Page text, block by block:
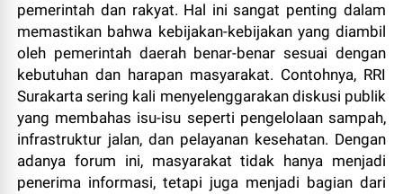
pemerintah dan rakyat. Hal ini sangat penting dalam
memastikan bahwa kebijakan-kebijakan yang diambil
oleh pemerintah daerah benar-benar sesuai dengan
kebutuhan dan harapan masyarakat. Contohnya, RRI
Surakarta sering kali menyelenggarakan diskusi publik
yang membahas isu-isu seperti pengelolaan sampah,
infrastruktur jalan, dan pelayanan kesehatan. Dengan
adanya forum ini, masyarakat tidak hanya menjadi
penerima informasi, tetapi juga menjadi bagian dari